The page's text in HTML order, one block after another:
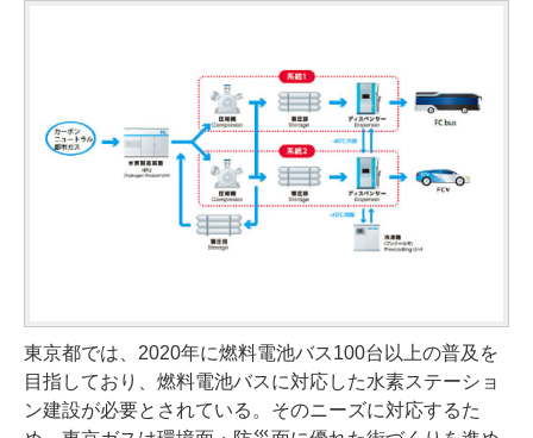
東京都では、2020年に燃料電池バス100台以上の普及を
目指しており、燃料電池バスに対応した水素ステーショ
ン建設が必要とされている。そのニーズに対応するた